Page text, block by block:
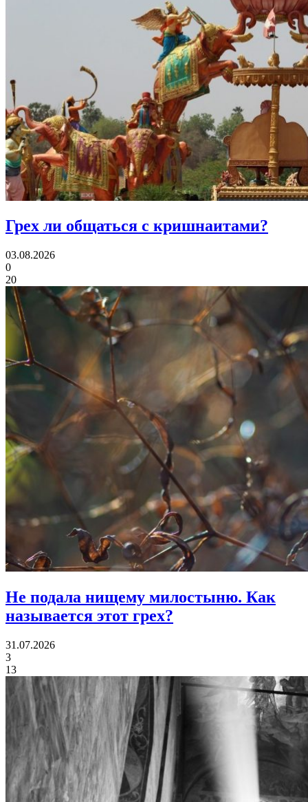
Грех ли общаться с кришнаитами?
03.08.2026
0
20
Не подала нищему милостыню. Как
называется этот грех?
31.07.2026
3
13